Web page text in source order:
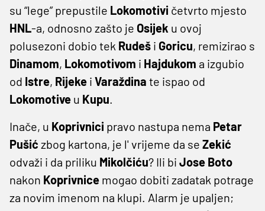
su “lege” prepustile Lokomotivi četvrto mjesto
HNL-a, odnosno zašto je Osijek u ovoj
polusezoni dobio tek Rudeš i Goricu, remizirao s
Dinamom, Lokomotivom i Hajdukom a izgubio
od Istre, Rijeke i Varaždina te ispao od
Lokomotive u Kupu.
Inače, u Koprivnici pravo nastupa nema Petar
Pušić zbog kartona, je l' vrijeme da se Zekić
odvaži i da priliku Mikolčiću? Ili bi Jose Boto
nakon Koprivnice mogao dobiti zadatak potrage
za novim imenom na klupi. Alarm je upaljen;